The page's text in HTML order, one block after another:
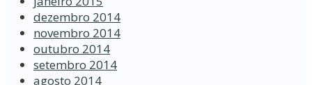
dezembro 2014
novembro 2014
outubro 2014
setembro 2014
agosto 2014